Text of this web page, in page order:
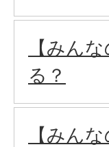
【みん
る？
【みん